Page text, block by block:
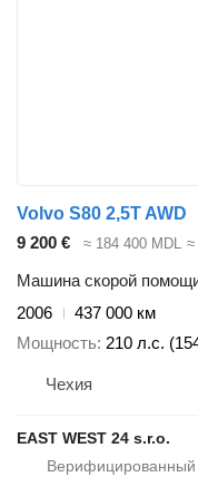
Volvo S80 2,5T AWD
9 200 €
≈ 184 400 MDL ≈
Машина скорой
2006
437 000 км
Мощность 210 л.с.
Чехия
EAST WEST 24 s.r.o.